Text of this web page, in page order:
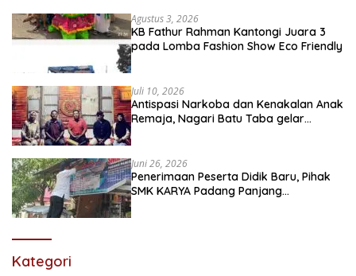
Agustus 3, 2026
KB Fathur Rahman Kantongi Juara 3
pada Lomba Fashion Show Eco Friendly
Juli 10, 2026
Antispasi Narkoba dan Kenakalan Anak
Remaja, Nagari Batu Taba gelar
Juni 26, 2026
Penerimaan Peserta Didik Baru, Pihak
SMK KARYA Padang Panjang
Kategori